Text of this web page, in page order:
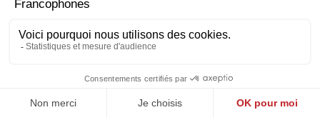
tuum sanctum Genitorem,
Gabrielis ab ore sumens illud Ave,